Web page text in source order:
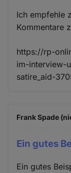
Ich empfehle
Kommentare
https://rp-
im-interview-
satire_aid-
Frank Spade
Ein gutes
Ein gutes